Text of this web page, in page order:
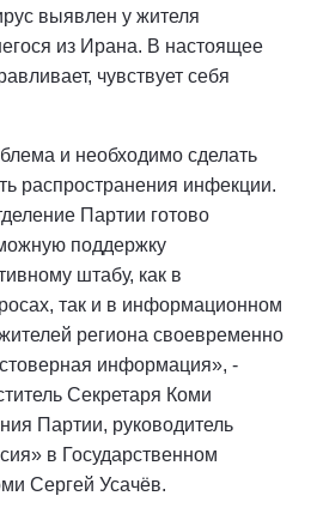
выявлен у жителя
из Ирана. В настоящее
чувствует себя
и необходимо сделать
распространения инфекции.
Партии готово
поддержку
штабу, как в
так и в информационном
региона своевременно
информация», -
Секретаря Коми
Партии, руководитель
в Государственном
Сергей Усачёв.